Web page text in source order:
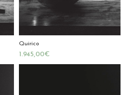
Quirico
€